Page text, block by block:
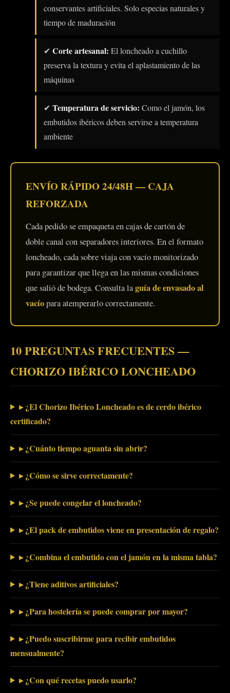
conservantes artificiales. Solo especias naturales y
tiempo de maduración
✔ Corte artesanal: El loncheado a cuchillo
preserva la textura y evita el aplastamiento de las
máquinas
✔ Temperatura de servicio: Como el jamón, los
embutidos ibéricos deben servirse a temperatura
ambiente
ENVÍO RÁPIDO 24/48H — CAJA
REFORZADA
Cada pedido se empaqueta en cajas de cartón de
doble canal con separadores interiores. En el formato
loncheado, cada sobre viaja con vacío monitorizado
para garantizar que llega en las mismas condiciones
que salió de bodega. Consulta laguía de envasado al
vacíopara atemperarlo correctamente.
10 PREGUNTAS FRECUENTES —
CHORIZO IBÉRICO LONCHEADO
▸ ¿El Chorizo Ibérico Loncheado es de cerdo ibérico
certificado?
▸ ¿Cuánto tiempo aguanta sin abrir?
▸ ¿Cómo se sirve correctamente?
▸ ¿Se puede congelar el loncheado?
▸ ¿El pack de embutidos viene en presentación de regalo?
▸ ¿Combina el embutido con el jamón en la misma tabla?
▸ ¿Tiene aditivos artificiales?
▸ ¿Para hostelería se puede comprar por mayor?
▸ ¿Puedo suscribirme para recibir embutidos
mensualmente?
▸ ¿Con qué recetas puedo usarlo?